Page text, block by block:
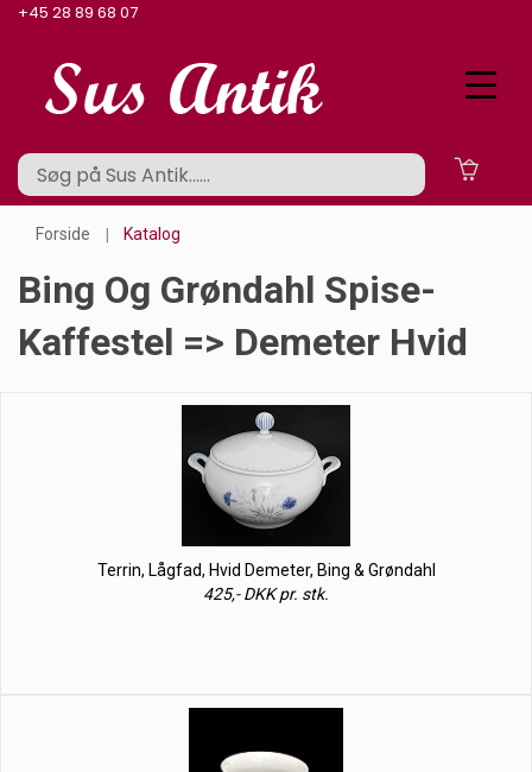
+45 28 89 68 07
Forside Katalog
Bing Og Grøndahl Spise-
Kaffestel => Demeter Hvid
Terrin, Lågfad, Hvid Demeter, Bing & Grøndahl
425,- DKK pr. stk.